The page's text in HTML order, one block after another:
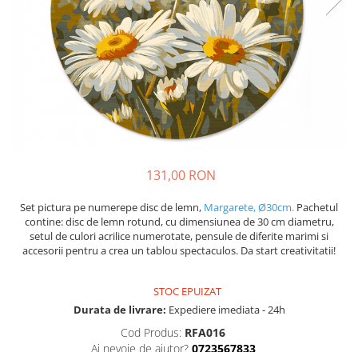
131,00 RON
Set pictura pe numerepe disc de lemn, Margarete, Ø30cm. Pachetul
contine: disc de lemn rotund, cu dimensiunea de 30 cm diametru,
setul de culori acrilice numerotate, pensule de diferite marimi si
accesorii pentru a crea un tablou spectaculos. Da start creativitatii!
STOC EPUIZAT
Durata de livrare: Expediere imediata - 24h
Cod Produs: RFA016
Ai nevoie de ajutor? 0723567833